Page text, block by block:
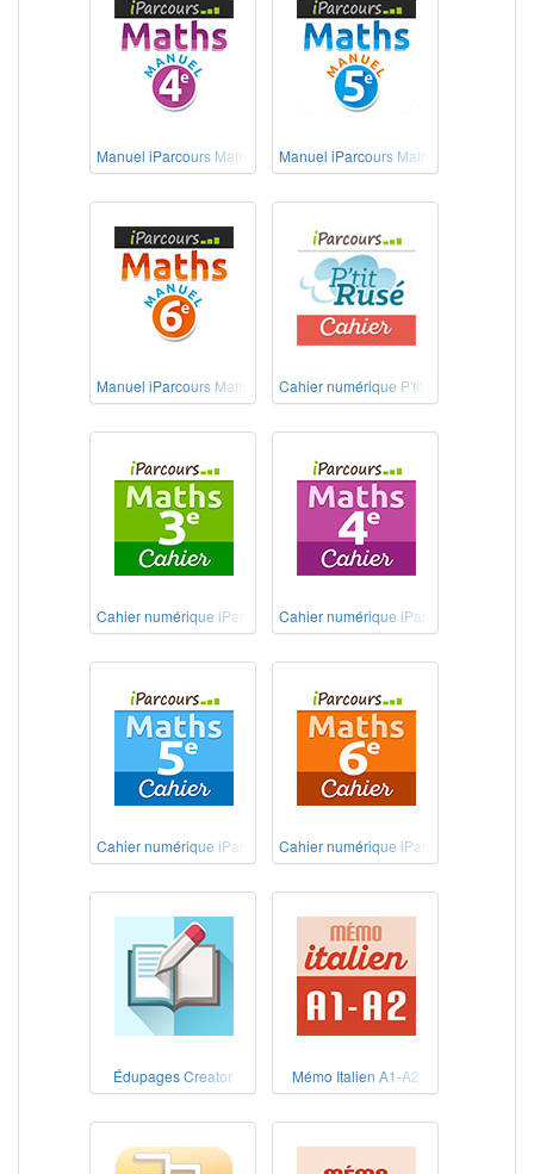
Manuel iParcours Maths 4e Manuel iParcours Maths 5e
Manuel iParcours Maths 6e Cahier numérique P'tit Rusé Maths
Cahier numérique iParcours Maths 3eCahier numérique iParcours Maths 4e
Cahier numérique iParcours Maths 5eCahier numérique iParcours Maths 6e
Édupages Creator Mémo Italien A1-A2